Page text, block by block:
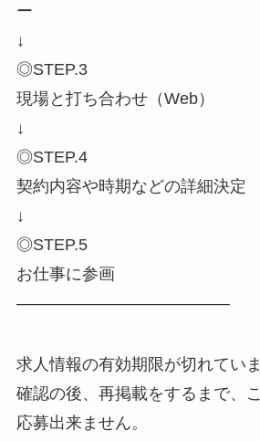
ー
↓
◎STEP.3
現場と打ち合わせ（Web）
↓
◎STEP.4
契約内容や時期などの詳細決定
↓
◎STEP.5
お仕事に参画
―――――――――――――
求人情報の有効期限が切れてい
確認の後、再掲載をするまで、
応募出来ません。